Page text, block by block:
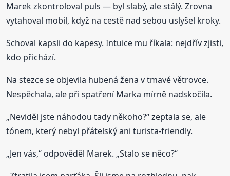
Marek zkontroloval puls — byl slabý, ale stálý. Zrovna
vytahoval mobil, když na cestě nad sebou uslyšel kroky.
Schoval kapsli do kapesy. Intuice mu říkala: nejdřív zjisti,
kdo přichází.
Na stezce se objevila hubená žena v tmavé větrovce.
Nespěchala, ale při spatření Marka mírně nadskočila.
„Neviděl jste náhodou tady někoho?“ zeptala se, ale
tónem, který nebyl přátelský ani turista-friendly.
„Jen vás,“ odpověděl Marek. „Stalo se něco?“